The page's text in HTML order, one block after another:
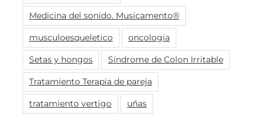
Medicina del sonido. Musicamento®
musculoesqueletico oncologia
Setas y hongos Síndrome de Colon Irritable
Tratamiento Terapia de pareja
tratamiento vertigo uñas